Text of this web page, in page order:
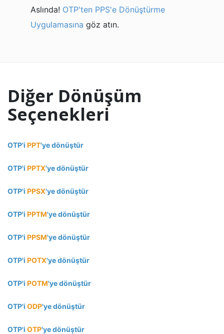
Aslında! OTP'ten PPS'e Dönüştürme
Uygulamasına göz atın.
Diğer Dönüşüm
Seçenekleri
OTP'i PPT'ye dönüştür
OTP'i PPTX'ye dönüştür
OTP'i PPSX'ye dönüştür
OTP'i PPTM'ye dönüştür
OTP'i PPSM'ye dönüştür
OTP'i POTX'ye dönüştür
OTP'i POTM'ye dönüştür
OTP'i ODP'ye dönüştür
OTP'i OTP'ye dönüştür